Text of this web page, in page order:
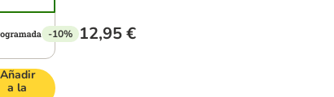
-10% 12,95 €
Añadir
a la